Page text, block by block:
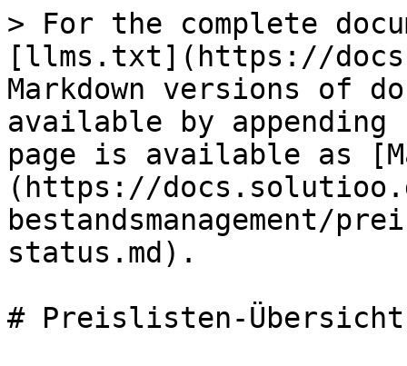
> For the complete
[llms.txt](https://
Markdown versions of
available by
page is available as
(https://
bestandsmanagement/
status.md).
# Preislisten-Übersicht